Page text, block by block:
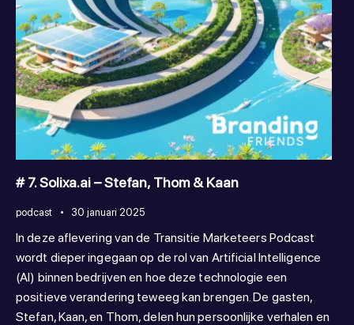
# 7. Solixa.ai – Stefan, Thom & Kaan
podcast 30 januari 2025
In deze aflevering van de Transitie Marketeers Podcast
wordt dieper ingegaan op de rol van Artificial Intelligence
(AI) binnen bedrijven en hoe deze technologie een
positieve verandering teweeg kan brengen. De gasten,
Stefan, Kaan, en Thom, delen hun persoonlijke verhalen en